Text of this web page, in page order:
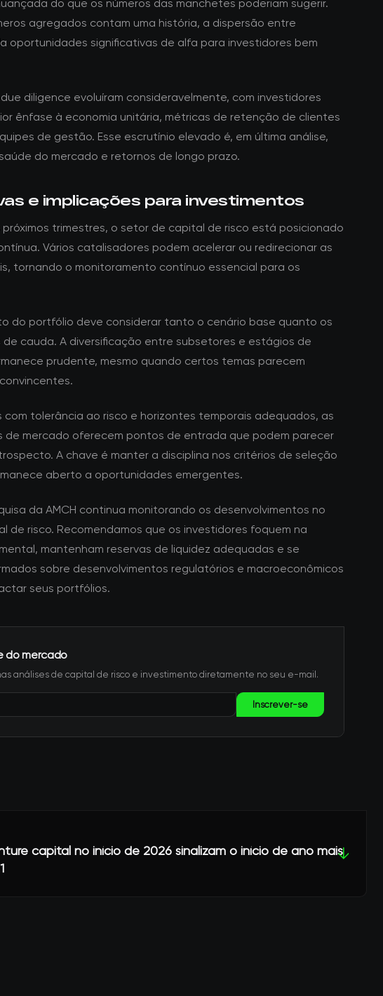
do que os números das manchetes poderiam sugerir.
agregados contam uma história, a dispersão entre
oportunidades significativas de alfa para investidores bem
diligence evoluíram consideravelmente, com investidores
ênfase à economia unitária, métricas de retenção de clientes
de gestão. Esse escrutínio elevado é, em última análise,
do mercado e retornos de longo prazo.
e implicações para investimentos
próximos trimestres, o setor de capital de risco está posicionado
Vários catalisadores podem acelerar ou redirecionar as
tornando o monitoramento contínuo essencial para os
do portfólio deve considerar tanto o cenário base quanto os
de cauda. A diversificação entre subsetores e estágios de
prudente, mesmo quando certos temas parecem
com tolerância ao risco e horizontes temporais adequados, as
de mercado oferecem pontos de entrada que podem parecer
A chave é manter a disciplina nos critérios de seleção
aberto a oportunidades emergentes.
da AMCH continua monitorando os desenvolvimentos no
de risco. Recomendamos que os investidores foquem na
mantenham reservas de liquidez adequadas e se
sobre desenvolvimentos regulatórios e macroeconômicos
seus portfólios.
do mercado
análises de capital de risco e investimento diretamente no seu e-mail.
Inscrever-se
capital no início de 2026 sinalizam o início de ano mais↓